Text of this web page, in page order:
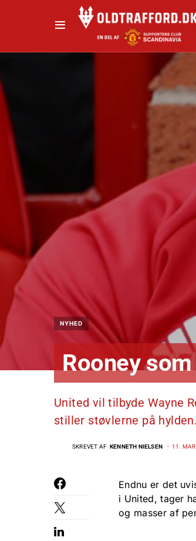
NYHED
Rooney
United vil tilbyde Wayne
stiller støvlerne på hylden.
SKREVET AF KENNETH NIELSEN 11.
Endnu er det
i United, tager
og masser af